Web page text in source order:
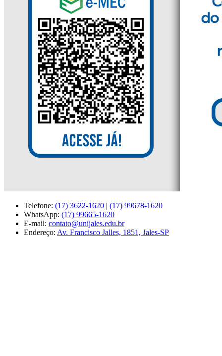
Telefone: (17) 3622-1620 | (17) 99678-1620
WhatsApp: (17) 99665-1620
E-mail: contato@unijales.edu.br
Endereço: Av. Francisco Jalles, 1851, Jales-SP